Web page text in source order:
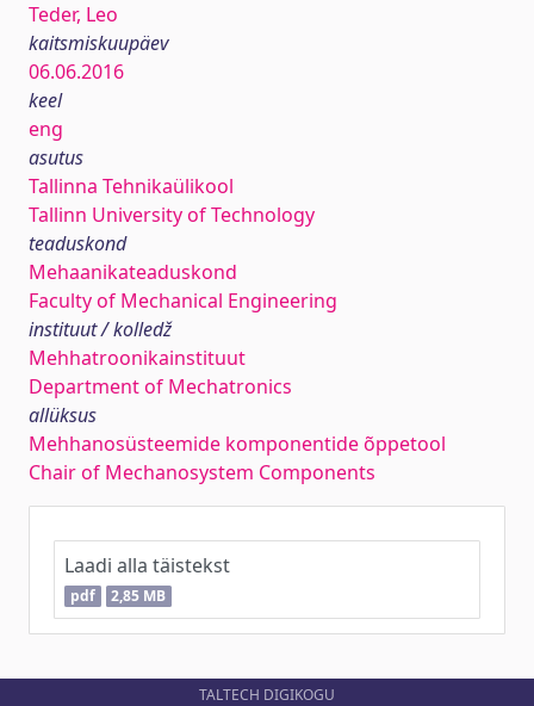
Teder, Leo
kaitsmiskuupäev
06.06.2016
keel
eng
asutus
Tallinna Tehnikaülikool
Tallinn University of Technology
teaduskond
Mehaanikateaduskond
Faculty of Mechanical Engineering
instituut / kolledž
Mehhatroonikainstituut
Department of Mechatronics
allüksus
Mehhanosüsteemide komponentide õppetool
Chair of Mechanosystem Components
Laadi alla täistekst
pdf 2,85 MB
TALTECH DIGIKOGU